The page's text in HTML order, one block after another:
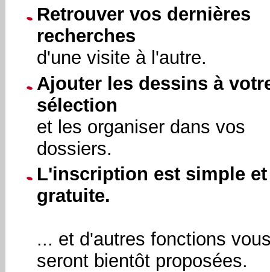
Retrouver vos dernières
recherches
d'une visite à l'autre.
Ajouter les dessins à
sélection
et les organiser dans vos
dossiers.
L'inscription est simple et
gratuite.
... et d'autres fonctions
seront bientôt proposées.